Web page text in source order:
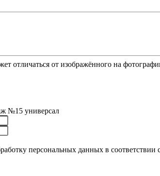
отличаться от изображённого на
№15 универсал
персональных данных в соответствии